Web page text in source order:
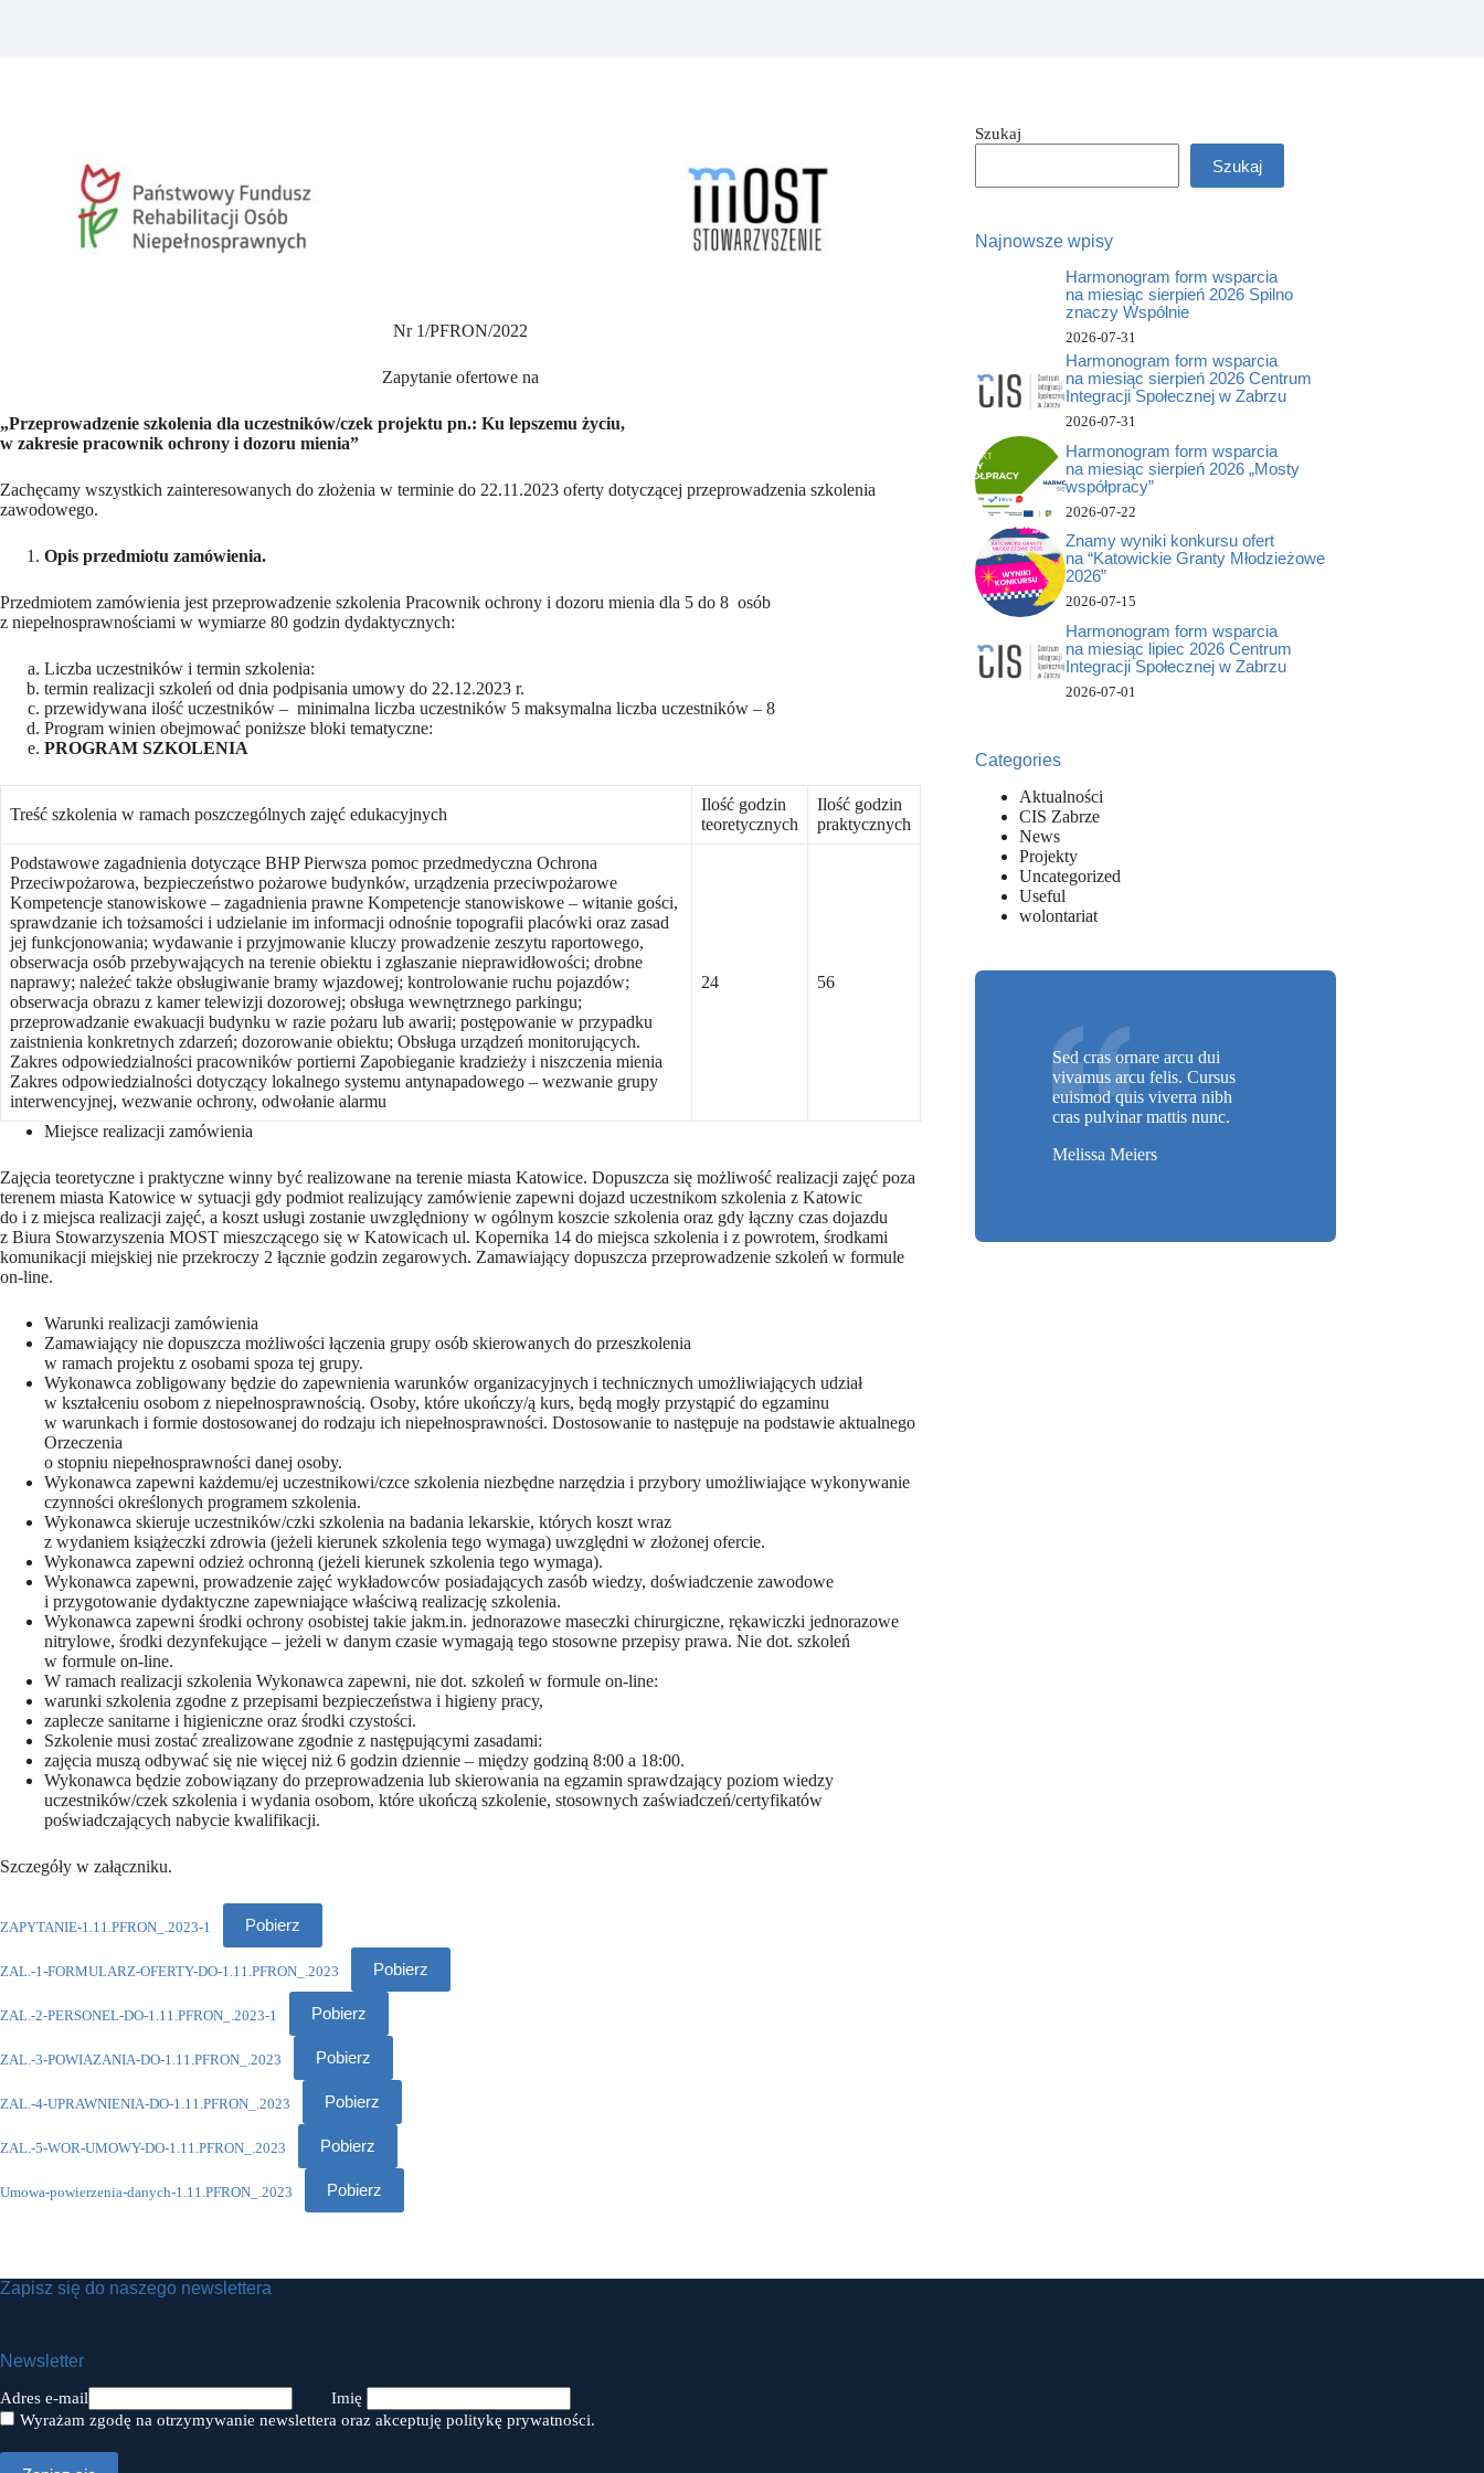
Nr 1/PFRON/2022
Zapytanie ofertowe na
„Przeprowadzenie szkolenia dla uczestników/czek projektu pn.: Ku lepszemu życiu,
w zakresie pracownik ochrony i dozoru mienia”
Zachęcamy wszystkich zainteresowanych do złożenia w terminie do 22.11.2023 oferty dotyczącej przeprowadzenia szkolenia
zawodowego.
Opis przedmiotu zamówienia.
Przedmiotem zamówienia jest przeprowadzenie szkolenia Pracownik ochrony i dozoru mienia dla 5 do 8 osób
z niepełnosprawnościami w wymiarze 80 godzin dydaktycznych:
Liczba uczestników i termin szkolenia:
termin realizacji szkoleń od dnia podpisania umowy do 22.12.2023 r.
przewidywana ilość uczestników – minimalna liczba uczestników 5 maksymalna liczba uczestników – 8
Program winien obejmować poniższe bloki tematyczne:
PROGRAM SZKOLENIA
Treść szkolenia w ramach poszczególnych zajęć edukacyjnych
Ilość godzin
teoretycznych
Ilość godzin
praktycznych
Podstawowe zagadnienia dotyczące BHP Pierwsza pomoc przedmedyczna Ochrona
Przeciwpożarowa, bezpieczeństwo pożarowe budynków, urządzenia przeciwpożarowe
Kompetencje stanowiskowe – zagadnienia prawne Kompetencje stanowiskowe – witanie gości,
sprawdzanie ich tożsamości i udzielanie im informacji odnośnie topografii placówki oraz zasad
jej funkcjonowania; wydawanie i przyjmowanie kluczy prowadzenie zeszytu raportowego,
obserwacja osób przebywających na terenie obiektu i zgłaszanie nieprawidłowości; drobne
naprawy; należeć także obsługiwanie bramy wjazdowej; kontrolowanie ruchu pojazdów;
obserwacja obrazu z kamer telewizji dozorowej; obsługa wewnętrznego parkingu;
przeprowadzanie ewakuacji budynku w razie pożaru lub awarii; postępowanie w przypadku
zaistnienia konkretnych zdarzeń; dozorowanie obiektu; Obsługa urządzeń monitorujących.
Zakres odpowiedzialności pracowników portierni Zapobieganie kradzieży i niszczenia mienia
Zakres odpowiedzialności dotyczący lokalnego systemu antynapadowego – wezwanie grupy
interwencyjnej, wezwanie ochrony, odwołanie alarmu
24 56
Miejsce realizacji zamówienia
Zajęcia teoretyczne i praktyczne winny być realizowane na terenie miasta Katowice. Dopuszcza się możliwość realizacji zajęć poza
terenem miasta Katowice w sytuacji gdy podmiot realizujący zamówienie zapewni dojazd uczestnikom szkolenia z Katowic
do i z miejsca realizacji zajęć, a koszt usługi zostanie uwzględniony w ogólnym koszcie szkolenia oraz gdy łączny czas dojazdu
z Biura Stowarzyszenia MOST mieszczącego się w Katowicach ul. Kopernika 14 do miejsca szkolenia i z powrotem, środkami
komunikacji miejskiej nie przekroczy 2 łącznie godzin zegarowych. Zamawiający dopuszcza przeprowadzenie szkoleń w formule
on-line.
Warunki realizacji zamówienia
Zamawiający nie dopuszcza możliwości łączenia grupy osób skierowanych do przeszkolenia
w ramach projektu z osobami spoza tej grupy.
Wykonawca zobligowany będzie do zapewnienia warunków organizacyjnych i technicznych umożliwiających udział
w kształceniu osobom z niepełnosprawnością. Osoby, które ukończy/ą kurs, będą mogły przystąpić do egzaminu
w warunkach i formie dostosowanej do rodzaju ich niepełnosprawności. Dostosowanie to następuje na podstawie aktualnego
Orzeczenia
o stopniu niepełnosprawności danej osoby.
Wykonawca zapewni każdemu/ej uczestnikowi/czce szkolenia niezbędne narzędzia i przybory umożliwiające wykonywanie
czynności określonych programem szkolenia.
Wykonawca skieruje uczestników/czki szkolenia na badania lekarskie, których koszt wraz
z wydaniem książeczki zdrowia (jeżeli kierunek szkolenia tego wymaga) uwzględni w złożonej ofercie.
Wykonawca zapewni odzież ochronną (jeżeli kierunek szkolenia tego wymaga).
Wykonawca zapewni, prowadzenie zajęć wykładowców posiadających zasób wiedzy, doświadczenie zawodowe
i przygotowanie dydaktyczne zapewniające właściwą realizację szkolenia.
Wykonawca zapewni środki ochrony osobistej takie jakm.in. jednorazowe maseczki chirurgiczne, rękawiczki jednorazowe
nitrylowe, środki dezynfekujące – jeżeli w danym czasie wymagają tego stosowne przepisy prawa. Nie dot. szkoleń
w formule on-line.
W ramach realizacji szkolenia Wykonawca zapewni, nie dot. szkoleń w formule on-line:
warunki szkolenia zgodne z przepisami bezpieczeństwa i higieny pracy,
zaplecze sanitarne i higieniczne oraz środki czystości.
Szkolenie musi zostać zrealizowane zgodnie z następującymi zasadami:
zajęcia muszą odbywać się nie więcej niż 6 godzin dziennie – między godziną 8:00 a 18:00.
Wykonawca będzie zobowiązany do przeprowadzenia lub skierowania na egzamin sprawdzający poziom wiedzy
uczestników/czek szkolenia i wydania osobom, które ukończą szkolenie, stosownych zaświadczeń/certyfikatów
poświadczających nabycie kwalifikacji.
Szczegóły w załączniku.
ZAPYTANIE-1.11.PFRON_.2023-1 Pobierz
ZAL.-1-FORMULARZ-OFERTY-DO-1.11.PFRON_.2023 Pobierz
ZAL.-2-PERSONEL-DO-1.11.PFRON_.2023-1 Pobierz
ZAL.-3-POWIAZANIA-DO-1.11.PFRON_.2023 Pobierz
ZAL.-4-UPRAWNIENIA-DO-1.11.PFRON_.2023 Pobierz
ZAL.-5-WOR-UMOWY-DO-1.11.PFRON_.2023 Pobierz
Umowa-powierzenia-danych-1.11.PFRON_.2023 Pobierz
Szukaj
Szukaj
Najnowsze wpisy
Harmonogram form wsparcia
na miesiąc sierpień 2026 Spilno
znaczy Wspólnie
2026-07-31
Harmonogram form wsparcia
na miesiąc sierpień 2026 Centrum
Integracji Społecznej w Zabrzu
2026-07-31
Harmonogram form wsparcia
na miesiąc sierpień 2026 „Mosty
współpracy”
2026-07-22
Znamy wyniki konkursu ofert
na “Katowickie Granty Młodzieżowe
2026”
2026-07-15
Harmonogram form wsparcia
na miesiąc lipiec 2026 Centrum
Integracji Społecznej w Zabrzu
2026-07-01
Categories
Aktualności
CIS Zabrze
News
Projekty
Uncategorized
Useful
wolontariat
Sed cras ornare arcu dui
vivamus arcu felis. Cursus
euismod quis viverra nibh
cras pulvinar mattis nunc.
Melissa Meiers
Zapisz się do naszego newslettera
Newsletter
Adres e-mail
Imię
Wyrażam zgodę na otrzymywanie newslettera oraz akceptuję politykę prywatności.